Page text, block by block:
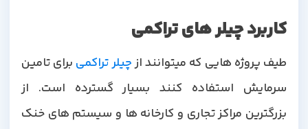
کاربرد چیلر های تراکمی
طیف پروژه هایی که میتوانند ازچیلر تراکمیبرای تامین
سرمایش استفاده کنند بسیار گسترده است. از
بزرگترین مراکز تجاری و کارخانه ها و سیستم های خنک